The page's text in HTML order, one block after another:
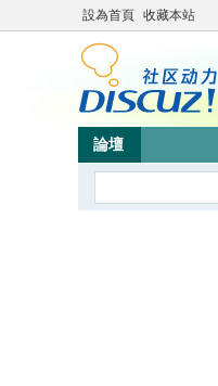
設為首頁 收藏本站
論壇